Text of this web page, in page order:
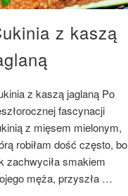
z kaszą
z kaszą jaglaną Po
fascynacji
z mięsem mielonym,
robiłam dość często, bo
zachwyciła smakiem
męża, przyszła …